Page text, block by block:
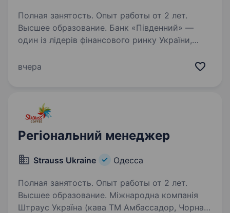
Полная занятость. Опыт работы от 2 лет.
Высшее образование. Банк «Південний» —
один із лідерів фінансового ринку України,
банків із приватним капіталом за розміром
вчера
Регіональний менеджер
Strauss Ukraine Одесса
Полная занятость. Опыт работы от 2 лет.
Высшее образование. Міжнародна компанія
Штраус Україна (кава ТМ Амбассадор, Чорна